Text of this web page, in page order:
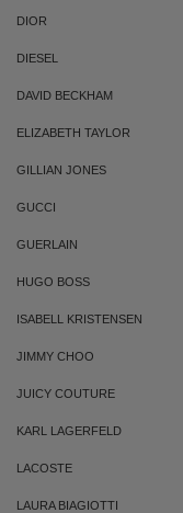
DIOR
DIESEL
DAVID BECKHAM
ELIZABETH TAYLOR
GILLIAN JONES
GUCCI
GUERLAIN
HUGO BOSS
ISABELL KRISTENSEN
JIMMY CHOO
JUICY COUTURE
KARL LAGERFELD
LACOSTE
LAURA BIAGIOTTI